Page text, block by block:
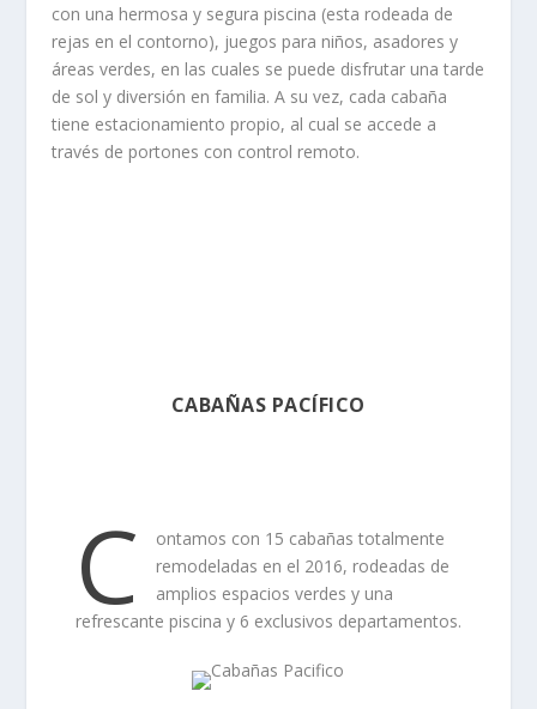
con una hermosa y segura piscina (esta rodeada de
rejas en el contorno), juegos para niños, asadores y
áreas verdes, en las cuales se puede disfrutar una tarde
de sol y diversión en familia. A su vez, cada cabaña
tiene estacionamiento propio, al cual se accede a
través de portones con control remoto.
CABAÑAS PACÍFICO
C
ontamos con 15 cabañas totalmente
remodeladas en el 2016, rodeadas de
amplios espacios verdes y una
refrescante piscina y 6 exclusivos departamentos.